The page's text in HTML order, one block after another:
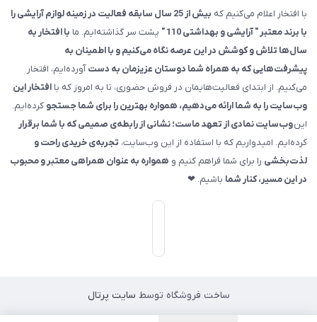
با افتخار اعلام می‌کنیم که
بیش از 25 سال سابقه فعالیت در زمینه لوازم آرایشی را
با برند معتبر " آرایشی و بهداشتی 110 "
پشت سر گذاشته‌ایم. ما با افتخار به
سال‌ها تلاش و کوشش در این عرصه نگاه می‌کنیم و با اطمینان به
پیشرفت‌هایی که به همراه شما دوستان عزیزمان به دستآورده‌ایم، افتخار
می‌کنیم. از ابتدای فعالیت‌هایمان در فروش حضوری، تا به امروز که با افتخار این
وب‌سایت را به شما ارائه می‌دهیم، همواره بهترین را برای شما جستجو کرده‌ایم.
اینوب‌سایت نمادی از تعهد ماست؛ نشانی از رابطه‌ی صمیمی که با شما برقرار
کرده‌ایم. امیدواریم که با استفاده از این وب‌سایت، تجربه‌ی خریدی راحت و
لذت‌بخشی را برای شما فراهم کنیم و همواره به عنوان همراهی معتبر و محبوب
در این مسیر، کنار شما باشیم. ❤
ساخت فروشگاه توسط سایت پرتال